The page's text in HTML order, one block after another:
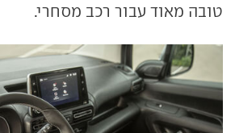
טובה מאוד עבור רכב מסחרי.